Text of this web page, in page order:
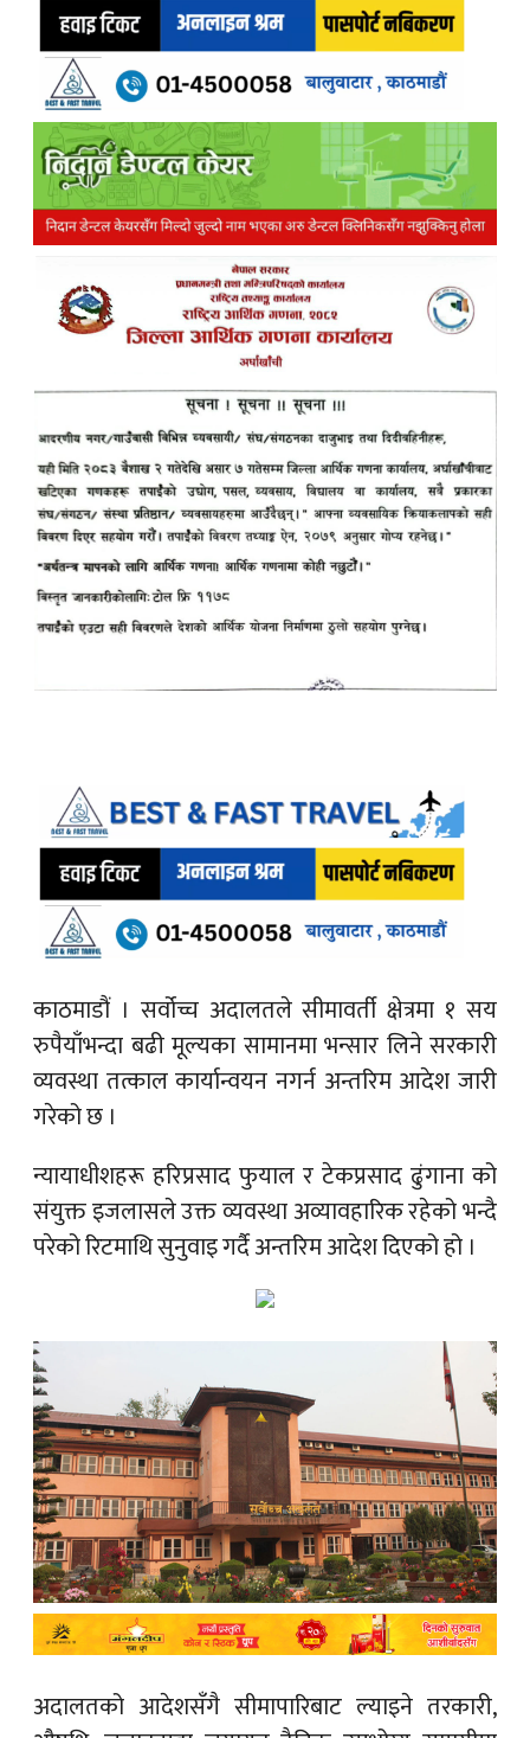
काठमाडौं । सर्वोच्च अदालतले सीमावर्ती क्षेत्रमा १ सय
रुपैयाँभन्दा बढी मूल्यका सामानमा भन्सार लिने सरकारी
व्यवस्था तत्काल कार्यान्वयन नगर्न अन्तरिम आदेश जारी
गरेको छ ।
न्यायाधीशहरू हरिप्रसाद फुयाल र टेकप्रसाद ढुंगाना को
संयुक्त इजलासले उक्त व्यवस्था अव्यावहारिक रहेको भन्दै
परेको रिटमाथि सुनुवाइ गर्दै अन्तरिम आदेश दिएको हो ।
अदालतको आदेशसँगै सीमापारिबाट ल्याइने तरकारी,